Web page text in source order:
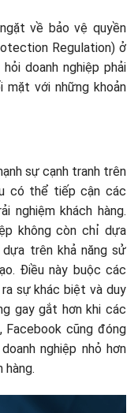
về bảo vệ quyền
Regulation) ở
doanh nghiệp phải
mặt với những khoản
sự cạnh tranh trên
có thể tiếp cận các
nghiệm khách hàng.
không còn chỉ dựa
trên khả năng sử
Điều này buộc các
sự khác biệt và duy
gay gắt hơn khi các
Facebook cũng đóng
nghiệp nhỏ hơn
hàng.